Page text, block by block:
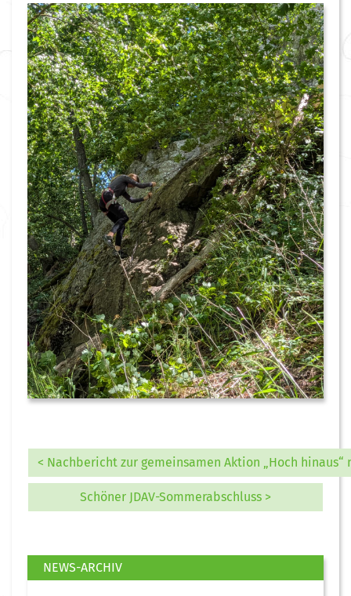
< Nachbericht zur gemeinsamen Aktion „Hoch hinaus“
Schöner JDAV-Sommerabschluss >
NEWS-ARCHIV